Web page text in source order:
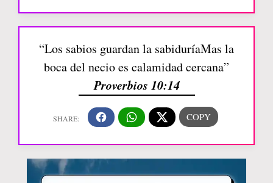
“Los sabios guardan la sabiduríaMas la
boca del necio es calamidad cercana”
Proverbios 10:14